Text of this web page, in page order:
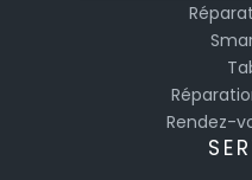
Rendez-